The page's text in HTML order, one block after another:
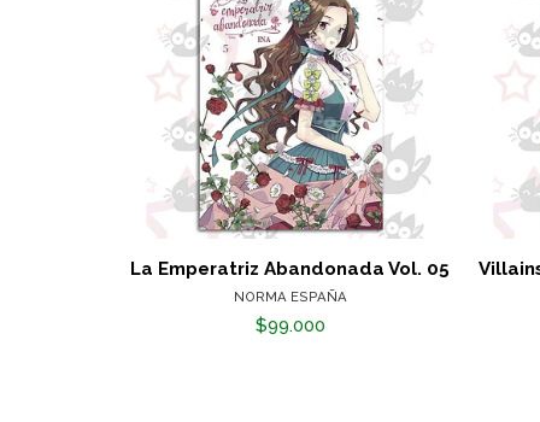
La Emperatriz Abandonada Vol. 05
NORMA ESPAÑA
$99.000